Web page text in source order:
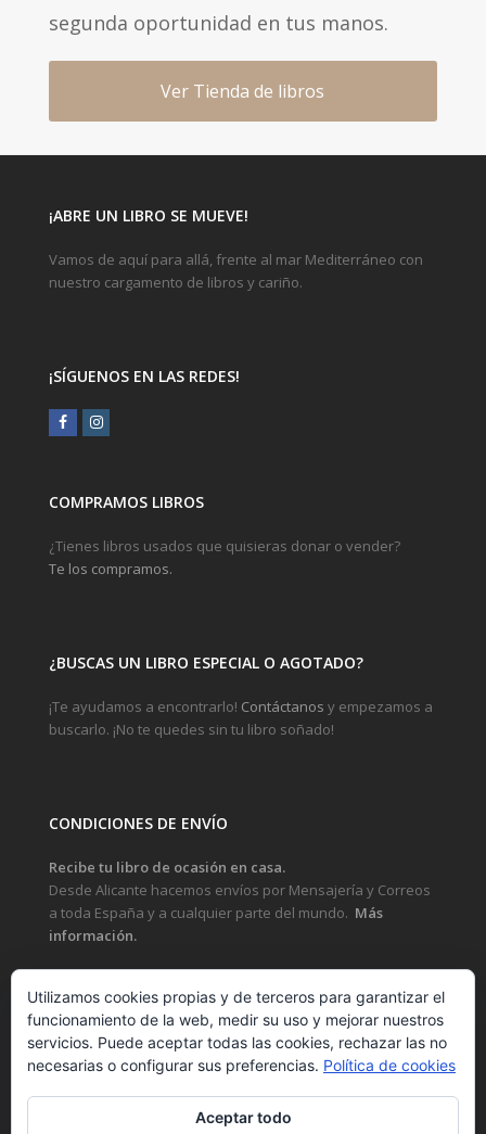
segunda oportunidad en tus manos.
Ver Tienda de libros
¡ABRE UN LIBRO SE MUEVE!
Vamos de aquí para allá, frente al mar Mediterráneo con
nuestro cargamento de libros y cariño.
¡SÍGUENOS EN LAS REDES!
FacebookInstagram
COMPRAMOS LIBROS
¿Tienes libros usados que quisieras donar o vender?
Te los compramos.
¿BUSCAS UN LIBRO ESPECIAL O AGOTADO?
¡Te ayudamos a encontrarlo! Contáctanos y empezamos a
buscarlo. ¡No te quedes sin tu libro soñado!
CONDICIONES DE ENVÍO
Recibe tu libro de ocasión en casa.
Desde Alicante hacemos envíos por Mensajería y Correos
a toda España y a cualquier parte del mundo. Más
información.
LEGAL
Utilizamos cookies propias y de terceros para garantizar el
funcionamiento de la web, medir su uso y mejorar nuestros
servicios. Puede aceptar todas las cookies, rechazar las no
necesarias o configurar sus preferencias. Política de cookies
Aceptar todo